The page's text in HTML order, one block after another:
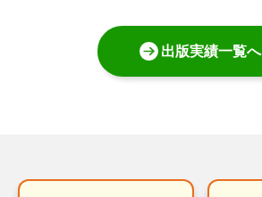
出版実績一覧へ